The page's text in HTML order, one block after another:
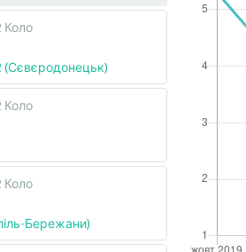
Коло
Коло
Коло
Бережани)